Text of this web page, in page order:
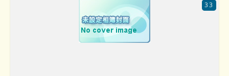
33